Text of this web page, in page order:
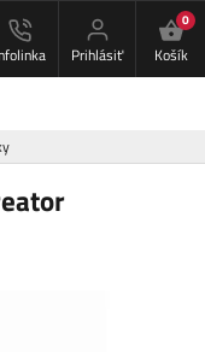
Prihlásiť
0
Košík